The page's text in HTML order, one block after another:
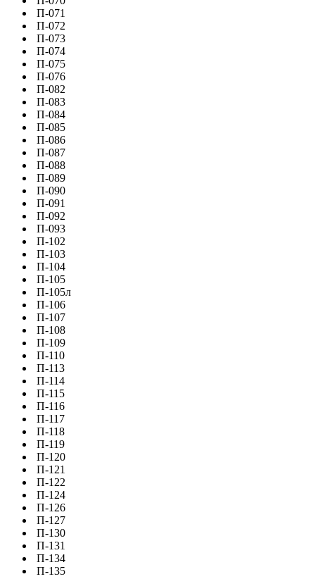
П-071
П-072
П-073
П-074
П-075
П-076
П-082
П-083
П-084
П-085
П-086
П-087
П-088
П-089
П-090
П-091
П-092
П-093
П-102
П-103
П-104
П-105
П-105л
П-106
П-107
П-108
П-109
П-110
П-113
П-114
П-115
П-116
П-117
П-118
П-119
П-120
П-121
П-122
П-124
П-126
П-127
П-130
П-131
П-134
П-135